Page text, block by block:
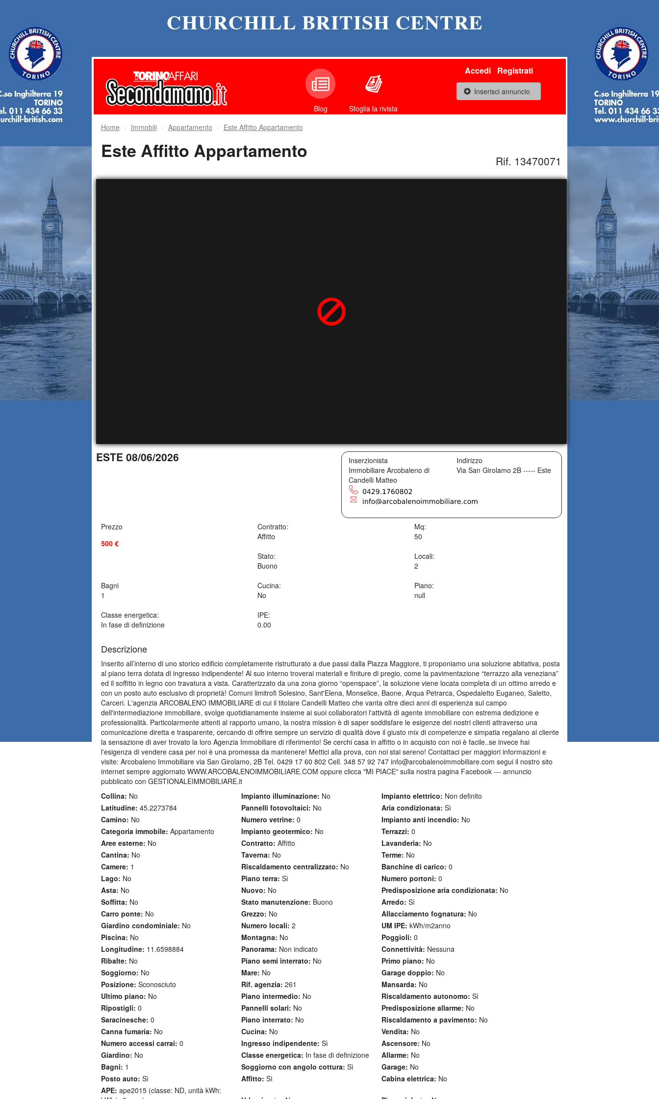
Blog Sfoglia la rivista
Accedi Registrati
Inserisci annuncio
Home Immobili Appartamento Este Affitto Appartamento
Este Affitto Appartamento Rif. 13470071
ESTE 08/06/2026
Inserzionista
Immobiliare Arcobaleno di
Candelli Matteo
Indirizzo
Via San Girolamo 2B ----- Este
Prezzo
500 €
Contratto:
Affitto
Mq:
50
Stato:
Buono
Locali:
2
Bagni
1
Cucina:
No
Piano:
null
Classe energetica:
In fase di definizione
IPE:
0.00
Descrizione
Inserito all’interno di uno storico edificio completamente ristrutturato a due passi dalla Piazza Maggiore, ti proponiamo una soluzione abitativa, posta
al piano terra dotata di ingresso indipendente! Al suo interno troverai materiali e finiture di pregio, come la pavimentazione “terrazzo alla veneziana”
ed il soffitto in legno con travatura a vista. Caratterizzato da una zona giorno “openspace”, la soluzione viene locata completa di un ottimo arredo e
con un posto auto esclusivo di proprietà! Comuni limitrofi Solesino, Sant'Elena, Monselice, Baone, Arqua Petrarca, Ospedaletto Euganeo, Saletto,
Carceri. L'agenzia ARCOBALENO IMMOBILIARE di cui il titolare Candelli Matteo che vanta oltre dieci anni di esperienza sul campo
dell'intermediazione immobiliare, svolge quotidianamente insieme ai suoi collaboratori l'attività di agente immobiliare con estrema dedizione e
professionalità. Particolarmente attenti al rapporto umano, la nostra mission è di saper soddisfare le esigenze dei nostri clienti attraverso una
comunicazione diretta e trasparente, cercando di offrire sempre un servizio di qualità dove il giusto mix di competenze e simpatia regalano al cliente
la sensazione di aver trovato la loro Agenzia Immobiliare di riferimento! Se cerchi casa in affitto o in acquisto con noi è facile..se invece hai
l'esigenza di vendere casa per noi è una promessa da mantenere! Mettici alla prova, con noi stai sereno! Contattaci per maggiori informazioni e
visite: Arcobaleno Immobiliare via San Girolamo, 2B Tel. 0429 17 60 802 Cell. 348 57 92 747 info@arcobalenoimmobiliare.com segui il nostro sito
internet sempre aggiornato WWW.ARCOBALENOIMMOBILIARE.COM oppure clicca "MI PIACE" sulla nostra pagina Facebook --- annuncio
pubblicato con GESTIONALEIMMOBILIARE.it
Collina: No Impianto illuminazione: No Impianto elettrico: Non definito
Latitudine: 45.2273784 Pannelli fotovoltaici: No Aria condizionata: Sì
Camino: No Numero vetrine: 0 Impianto anti incendio: No
Categoria immobile: Appartamento Impianto geotermico: No Terrazzi: 0
Aree esterne: No Contratto: Affitto Lavanderia: No
Cantina: No Taverna: No Terme: No
Camere: 1 Riscaldamento centralizzato: No Banchine di carico: 0
Lago: No Piano terra: Sì Numero portoni: 0
Asta: No Nuovo: No Predisposizione aria condizionata: No
Soffitta: No Stato manutenzione: Buono Arredo: Sì
Carro ponte: No Grezzo: No Allacciamento fognatura: No
Giardino condominiale: No Numero locali: 2 UM IPE: kWh/m2anno
Piscina: No Montagna: No Poggioli: 0
Longitudine: 11.6598884 Panorama: Non indicato Connettività: Nessuna
Ribalte: No Piano semi interrato: No Primo piano: No
Soggiorno: No Mare: No Garage doppio: No
Posizione: Sconosciuto Rif. agenzia: 261 Mansarda: No
Ultimo piano: No Piano intermedio: No Riscaldamento autonomo: Sì
Ripostigli: 0 Pannelli solari: No Predisposizione allarme: No
Saracinesche: 0 Piano interrato: No Riscaldamento a pavimento: No
Canna fumaria: No Cucina: No Vendita: No
Numero accessi carrai: 0 Ingresso indipendente: Sì Ascensore: No
Giardino: No Classe energetica: In fase di definizione Allarme: No
Bagni: 1 Soggiorno con angolo cottura: Sì Garage: No
Posto auto: Sì Affitto: Sì Cabina elettrica: No
APE: ape2015 (classe: ND, unità kWh: